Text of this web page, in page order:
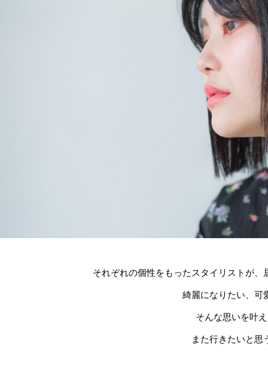
それぞれの個性をもったスタイリストが
綺麗になりたい、可
そんな思いを叶
また行きたいと思